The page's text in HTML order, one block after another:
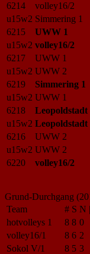
6214
volley16/2
u15w2 Simmering 1
6215
UWW 1
u15w2 volley16/2
6217
UWW 1
u15w2 UWW 2
6219
Simmering 1
u15w2 UWW 1
6218
Leopoldstadt
u15w2 Leopoldstadt
6216
UWW 2
u15w2 UWW 2
6220
volley16/2
Grund-Durchgang
Team
# S N |
hotvolleys 1
8 8 0
volley16/1
8 6 2
Sokol V/1
8 5 3